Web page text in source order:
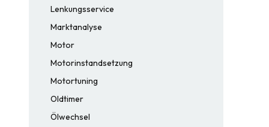
Lenkungsservice
Marktanalyse
Motor
Motorinstandsetzung
Motortuning
Oldtimer
Ölwechsel